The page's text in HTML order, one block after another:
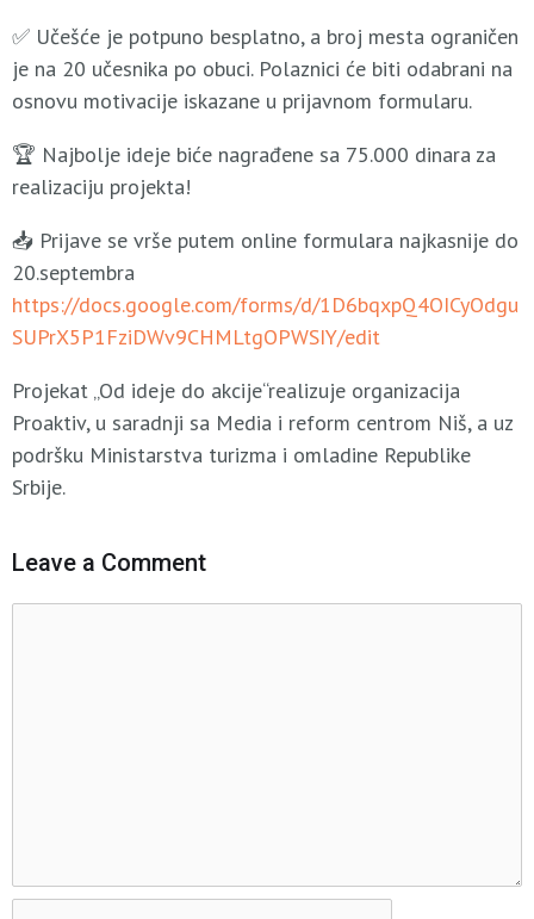
✅ Učešće je potpuno besplatno, a broj mesta ograničen
je na 20 učesnika po obuci. Polaznici će biti odabrani na
osnovu motivacije iskazane u prijavnom formularu.
🏆 Najbolje ideje biće nagrađene sa 75.000 dinara za
realizaciju projekta!
📥 Prijave se vrše putem online formulara najkasnije do
20.septembra
https://docs.google.com/forms/d/1D6bqxpQ4OICyOdgu
SUPrX5P1FziDWv9CHMLtgOPWSIY/edit
Projekat „Od ideje do akcije“realizuje organizacija
Proaktiv, u saradnji sa Media i reform centrom Niš, a uz
podršku Ministarstva turizma i omladine Republike
Srbije.
Leave a Comment